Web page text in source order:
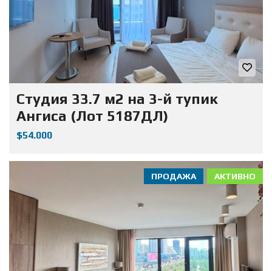
Студия 33.7 м2 на 3-й тупик
Ангиса (Лот 5187ДЛ)
$54.000
АКТИВНО
ПРОДАЖА